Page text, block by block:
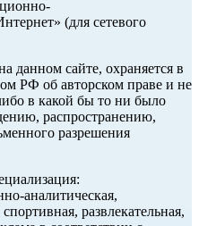
(для сетевого
данном сайте, охраняется в
РФ об авторском праве и не
в какой бы то ни было
распространению,
разрешения
аналитическая,
развлекательная,